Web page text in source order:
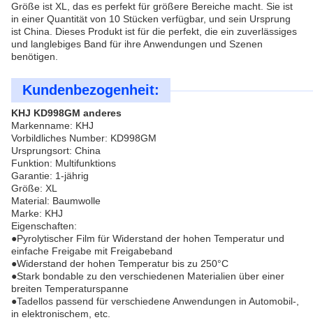
Größe ist XL, das es perfekt für größere Bereiche macht. Sie ist
in einer Quantität von 10 Stücken verfügbar, und sein Ursprung
ist China. Dieses Produkt ist für die perfekt, die ein zuverlässiges
und langlebiges Band für ihre Anwendungen und Szenen
benötigen.
Kundenbezogenheit:
KHJ KD998GM anderes
Markenname: KHJ
Vorbildliches Number: KD998GM
Ursprungsort: China
Funktion: Multifunktions
Garantie: 1-jährig
Größe: XL
Material: Baumwolle
Marke: KHJ
Eigenschaften:
●Pyrolytischer Film für Widerstand der hohen Temperatur und
einfache Freigabe mit Freigabeband
●Widerstand der hohen Temperatur bis zu 250°C
●Stark bondable zu den verschiedenen Materialien über einer
breiten Temperaturspanne
●Tadellos passend für verschiedene Anwendungen in Automobil-,
in elektronischem, etc.